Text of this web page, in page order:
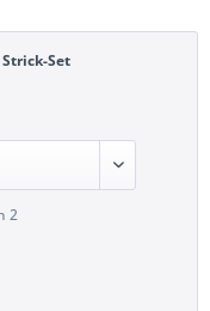
Strick-Set
2